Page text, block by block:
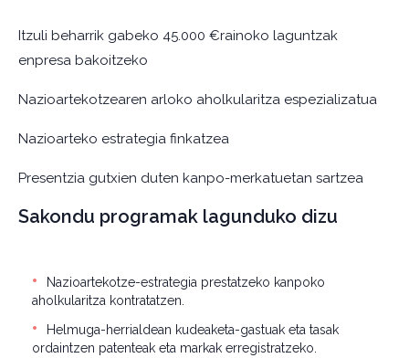
Itzuli beharrik gabeko 45.000 €rainoko laguntzak
enpresa bakoitzeko
Nazioartekotzearen arloko aholkularitza espezializatua
Nazioarteko estrategia finkatzea
Presentzia gutxien duten kanpo-merkatuetan sartzea
Sakondu programak lagunduko dizu
Nazioartekotze-estrategia prestatzeko kanpoko
aholkularitza kontratatzen.
Helmuga-herrialdean kudeaketa-gastuak eta tasak
ordaintzen patenteak eta markak erregistratzeko.